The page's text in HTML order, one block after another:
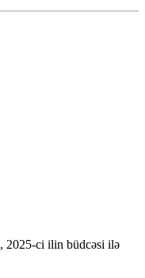
2025-ci ilin büdcəsi ilə